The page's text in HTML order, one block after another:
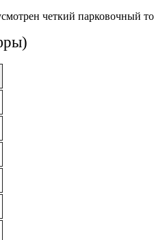
четкий парковочный